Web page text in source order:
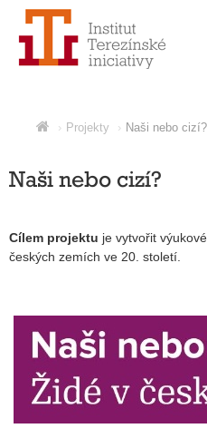
Projekty Naši nebo cizí?
Naši nebo cizí?
Cílem projektu je vytvořit
českých zemích ve 20. století.